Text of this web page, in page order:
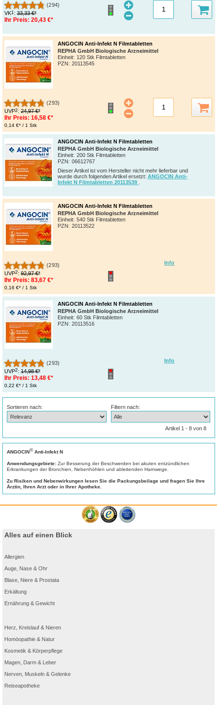
(294)
VK1 : 33,33 €*
Ihr Preis: 20,43 €*
ANGOCIN Anti-Infekt N Filmtabletten
REPHA GmbH Biologische Arzneimittel
Einheit: 120 Stk Filmtabletten
PZN: 20113545
(293)
UVP2: 24,97 €*
Ihr Preis: 16,58 €*
0,14 €* / 1 Stk
ANGOCIN Anti-Infekt N Filmtabletten
REPHA GmbH Biologische Arzneimittel
Einheit: 200 Stk Filmtabletten
PZN: 06612767
Dieser Artikel ist vom Hersteller nicht mehr lieferbar und
wurde durch folgenden Artikel ersetzt: ANGOCIN Anti-
Infekt N Filmtabletten 20113539
Info
ANGOCIN Anti-Infekt N Filmtabletten
REPHA GmbH Biologische Arzneimittel
Einheit: 540 Stk Filmtabletten
PZN: 20113522
(293)
UVP2: 92,97 €*
Ihr Preis: 83,67 €*
0,16 €* / 1 Stk
Info
ANGOCIN Anti-Infekt N Filmtabletten
REPHA GmbH Biologische Arzneimittel
Einheit: 60 Stk Filmtabletten
PZN: 20113516
(293)
UVP2: 14,98 €*
Ihr Preis: 13,48 €*
0,22 €* / 1 Stk
Sortieren nach: Filtern nach:
Artikel 1 - 8 von 8
ANGOCIN®Anti-Infekt N
Anwendungsgebiete:Zur Besserung der Beschwerden bei akuten entzündlichen
Erkrankungen der Bronchien, Nebenhöhlen und ableitenden Harnwege.
Zu Risiken und Nebenwirkungen lesen Sie die Packungsbeilage und fragen Sie Ihre
Ärztin, Ihren Arzt oder in Ihrer Apotheke.
Alles auf einen Blick
Allergien
Auge, Nase & Ohr
Blase, Niere & Prostata
Erkältung
Ernährung & Gewicht
Herz, Kreislauf & Nieren
Homöopathie & Natur
Kosmetik & Körperpflege
Magen, Darm & Leber
Nerven, Muskeln & Gelenke
Reiseapotheke